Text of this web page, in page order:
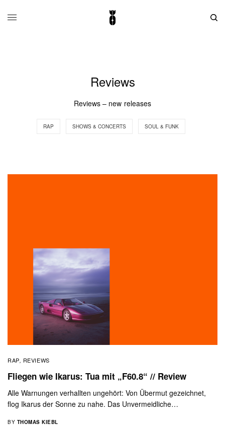
Reviews
Reviews – new releases
RAP SHOWS & CONCERTS SOUL & FUNK
RAP, REVIEWS
Fliegen wie Ikarus: Tua mit „F60.8“ // Review
Alle Warnungen verhallten ungehört: Von Übermut gezeichnet,
flog Ikarus der Sonne zu nahe. Das Unvermeidliche…
BY THOMAS KIEBL